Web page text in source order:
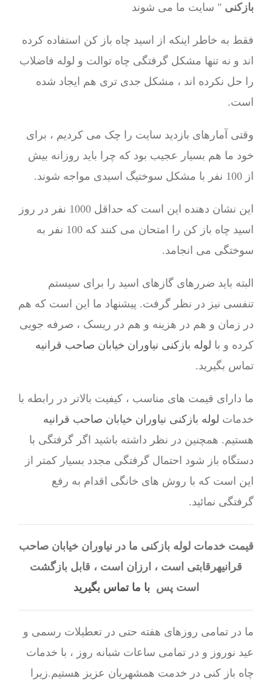
بازکنی " سایت ما می شوند
فقط به خاطر اینکه از اسید چاه باز کن استفاده کرده
اند و نه تنها مشکل گرفتگی چاه توالت و لوله فاضلاب
را حل نکرده اند ، مشکل جدی تری هم ایجاد شده
است.
وقتی آمارهای بازدید سایت را چک می کردیم ، برای
خود ما هم بسیار عجیب بود که چرا باید روزانه بیش
از 100 نفر با مشکل سوختیگ اسیدی مواجه شوند.
این نشان دهنده این است که حداقل 1000 نفر در روز
اسید چاه باز کن را امتحان می کنند که 100 نفر به
سوختگی می انجامد.
البته باید ضررهای گازهای اسید را برای سیستم
تنفسی نیز در نظر گرفت. پیشنهاد ما این است که هم
در زمان و هم در هزینه و هم در ریسک ، صرفه جویی
کرده و با لوله بازکنی نیاوران خیابان صاحب قرانیه
تماس بگیرید.
ما دارای قیمت های مناسب ، کیفیت بالاتر در رابطه با
خدمات لوله بازکنی نیاوران خیابان صاحب قرانیه
هستیم. همچنین در نظر داشته باشید اگر گرفتگی با
دستگاه باز شود احتمال گرفتگی مجدد بسیار کمتر از
این است که با روش های خانگی اقدام به رفع
گرفتگی نمائید.
قیمت خدمات لوله بازکنی ما در نیاوران خیابان صاحب
قرانیهرقابتی است ، ارزان است ، قابل بازگشت
است پسبا ما تماس بگیرید
ما در تمامی روزهای هفته حتی در تعطیلات رسمی و
عید نوروز و در تمامی ساعات شبانه روز ، با خدمات
چاه باز کنی در خدمت همشهریان عزیز هستیم.زیرا